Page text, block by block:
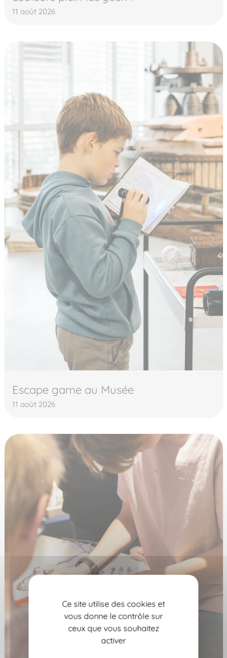
11 août 2026
Escape game au Musée
11 août 2026
Ce site utilise des cookies et
vous donne le contrôle sur
ceux que vous souhaitez
activer